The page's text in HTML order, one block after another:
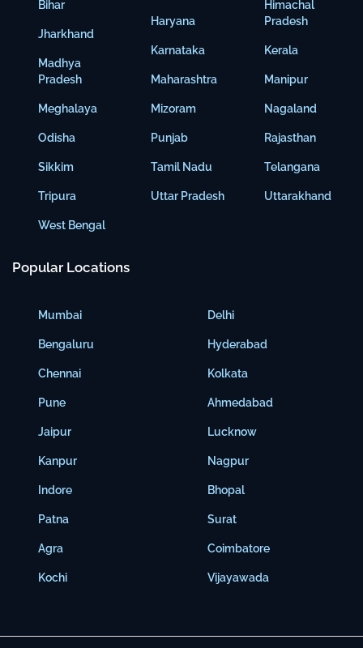
Bihar
Jharkhand
Madhya
Pradesh
Meghalaya
Odisha
Sikkim
Tripura
West Bengal
Haryana
Karnataka
Maharashtra
Mizoram
Punjab
Tamil Nadu
Uttar Pradesh
Himachal
Pradesh
Kerala
Manipur
Nagaland
Rajasthan
Telangana
Uttarakhand
Popular Locations
Mumbai
Bengaluru
Chennai
Pune
Jaipur
Kanpur
Indore
Patna
Agra
Kochi
Delhi
Hyderabad
Kolkata
Ahmedabad
Lucknow
Nagpur
Bhopal
Surat
Coimbatore
Vijayawada